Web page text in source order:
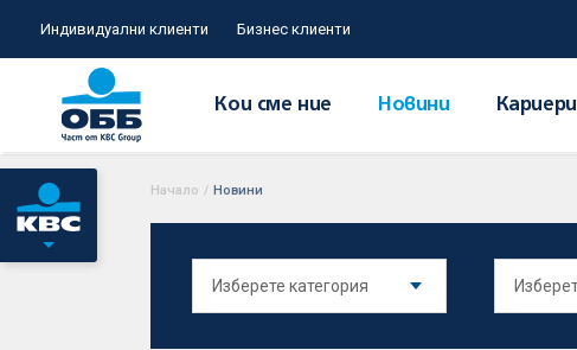
Индивидуални клиенти Бизнес клиенти
Кои сме ние Новини Кариери
Начало / Новини